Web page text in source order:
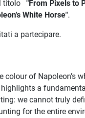
titolo "From Pixels to
White Horse".
a partecipare.
colour of Napoleon’s
a
we cannot truly
for the entire